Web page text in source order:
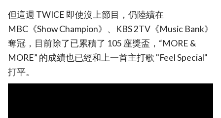
但這週 TWICE 即使沒上節目，仍陸續在
MBC《Show Champion》、KBS 2TV《Music Bank》
奪冠，目前除了已累積了 105 座獎盃，“MORE &
MORE” 的成績也已經和上一首主打歌 "Feel Special"
打平。